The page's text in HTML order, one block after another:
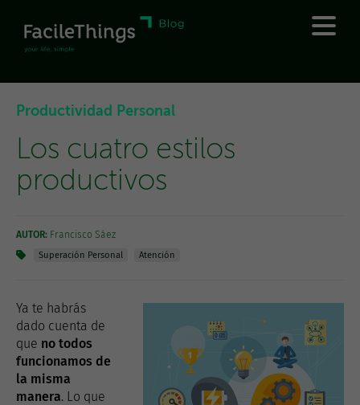
Productividad Personal
Los cuatro estilos
productivos
AUTOR: Francisco Sáez
Superación Personal Atención
Ya te habrás
dado cuenta de
que no todos
funcionamos de
la misma
manera. Lo que